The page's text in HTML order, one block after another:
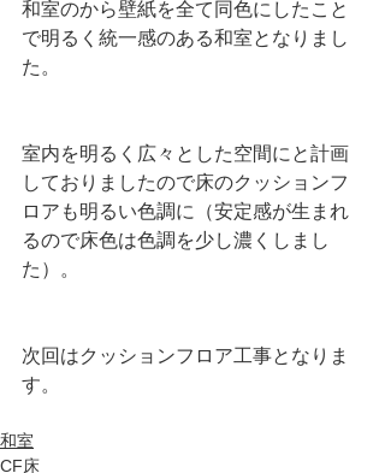
和室のから壁紙を全て同色にしたこと
で明るく統一感のある和室となりまし
た。
室内を明るく広々とした空間にと計画
しておりましたので床のクッションフ
ロアも明るい色調に（安定感が生まれ
るので床色は色調を少し濃くしまし
た）。
次回はクッションフロア工事となりま
す。
和室
CF床